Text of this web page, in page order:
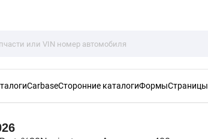
CarbaseСторонние каталогиФормыСтраницы